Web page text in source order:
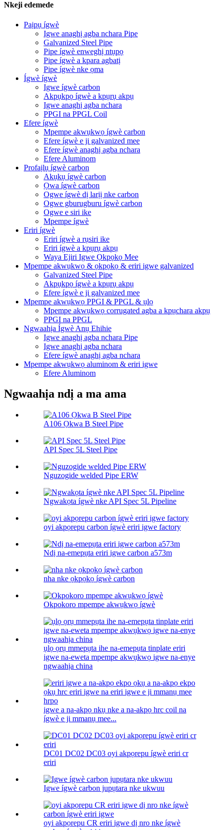
Nkeji edemede
Paịpụ ígwè
Igwe anaghị agba nchara Pipe
Galvanized Steel Pipe
Pipe ígwè enweghị ntụpọ
Pipe ígwè a kpara agbatị
Pipe ígwè nke ọma
Ígwè ígwè
Igwe ígwè carbon
Akpụkpọ ígwè a kpụrụ akpụ
Igwe anaghị agba nchara
PPGI na PPGL Coil
Efere ígwè
Mpempe akwụkwọ ígwè carbon
Efere ígwè e ji galvanized mee
Efere ígwè anaghị agba nchara
Efere Aluminom
Profaịlụ ígwè carbon
Akụkụ ígwè carbon
Ọwa ígwè carbon
Ogwe ígwè dị larịị nke carbon
Ogwe gburugburu ígwè carbon
Ogwe e siri ike
Mpempe ígwè
Eriri ígwè
Eriri ígwè a rụsiri ike
Eriri ígwè a kpụrụ akpụ
Waya Ejiri Igwe Ọkpọkọ Mee
Mpempe akwụkwọ & ọkpọkọ & eriri igwe galvanized
Galvanized Steel Pipe
Akpụkpọ ígwè a kpụrụ akpụ
Efere ígwè e ji galvanized mee
Mpempe akwụkwọ PPGI & PPGL & ụlọ
Mpempe akwụkwọ corrugated agba a kpụchara akpụ
PPGI na PPGL
Ngwaahịa Ígwè Anụ Ehihie
Igwe anaghị agba nchara Pipe
Igwe anaghị agba nchara
Efere ígwè anaghị agba nchara
Mpempe akwụkwọ aluminom & eriri igwe
Efere Aluminom
Ngwaahịa ndị a ma ama
A106 Ọkwa B Steel Pipe
API Spec 5L Steel Pipe
Nguzogide welded Pipe ERW
Ngwakọta ígwè nke API Spec 5L Pipeline
oyi akpọrepu carbon ígwè eriri igwe factory
Ndị na-emepụta eriri igwe carbon a573m
nha nke ọkpọkọ ígwè carbon
Okpokoro mpempe akwụkwọ ígwè
ụlọ ọrụ mmepụta ihe na-emepụta tinplate eriri
igwe na-eweta mpempe akwụkwọ igwe na-enye
ngwaahịa china
igwe a na-akpọ nkụ nke a na-akpọ hrc coil na
ígwè e ji mmanụ mee...
DC01 DC02 DC03 oyi akpọrepu ígwè eriri cr
eriri
Igwe ígwè carbon jupụtara nke ukwuu
oyi akpọrepu CR eriri igwe dị nro nke ígwè